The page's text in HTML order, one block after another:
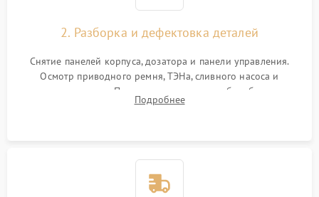
2. Разборка и дефектовка деталей
Снятие панелей корпуса, дозатора и панели управления.
Осмотр приводного ремня, ТЭНа, сливного насоса и
амортизаторов. Проверка подшипников барабана и
крестовины на износ, а манжеты люка на разрывы.
Подробнее